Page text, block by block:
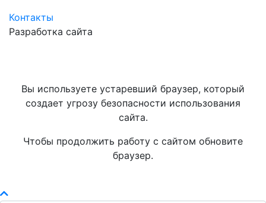
Контакты
Разработка сайта
Вы используете устаревший браузер, который
создает угрозу безопасности использования
сайта.
Чтобы продолжить работу с сайтом обновите
браузер.